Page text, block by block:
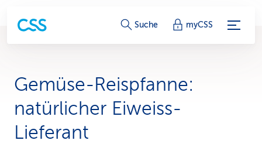
S
v
i
Suche myCSS
Gemüse-Reispfanne:
natür­licher Eiweiss-
Lieferant